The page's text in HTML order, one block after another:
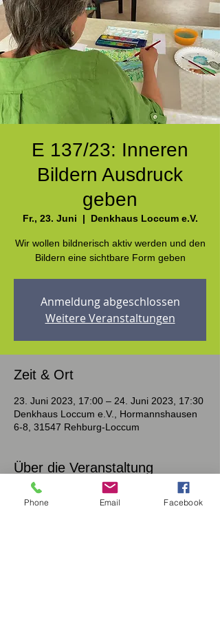
E 137/23: Inneren
Bildern Ausdruck
geben
Fr., 23. Juni
  |
Denkhaus Loccum e.V.
Wir wollen bildnerisch aktiv werden und den
Bildern eine sichtbare Form geben
Anmeldung abgeschlossen
Weitere Veranstaltungen
Zeit & Ort
23. Juni 2023, 17:00 – 24. Juni 2023, 17:30
Denkhaus Loccum e.V., Hormannshausen
6-8, 31547 Rehburg-Loccum
Über die Veranstaltung
Angeregt durch thematische Impulse,
wollen wir bildnerisch aktiv werden und den
Phone Email Facebook